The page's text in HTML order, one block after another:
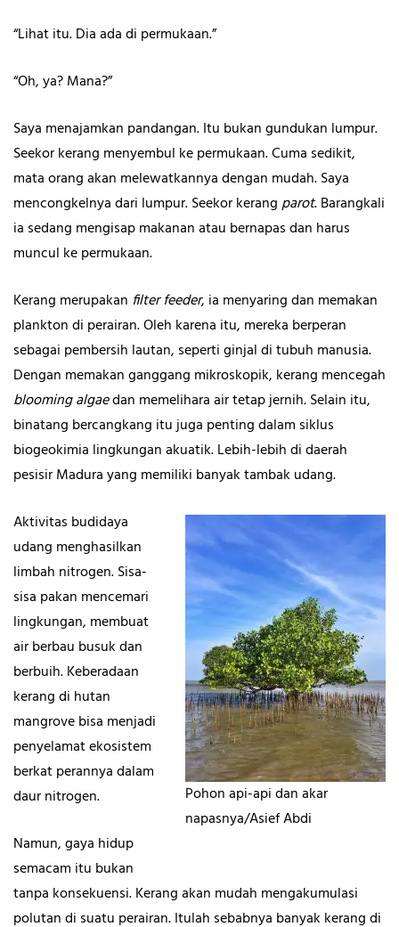
“Lihat itu. Dia ada di permukaan.”
“Oh, ya? Mana?”
Saya menajamkan pandangan. Itu bukan gundukan lumpur.
Seekor kerang menyembul ke permukaan. Cuma sedikit,
mata orang akan melewatkannya dengan mudah. Saya
mencongkelnya dari lumpur. Seekor kerangparot. Barangkali
ia sedang mengisap makanan atau bernapas dan harus
muncul ke permukaan.
Kerang merupakan filter feeder, ia menyaring dan memakan
plankton di perairan. Oleh karena itu, mereka berperan
sebagai pembersih lautan, seperti ginjal di tubuh manusia.
Dengan memakan ganggang mikroskopik, kerang mencegah
blooming algaedan memelihara air tetap jernih.Selain itu,
binatang bercangkang itu juga penting dalam siklus
biogeokimia lingkungan akuatik. Lebih-lebih di daerah
pesisir Madura yang memiliki banyak tambak udang.
Pohon api-api dan akar
napasnya/Asief Abdi
Aktivitas budidaya
udang menghasilkan
limbah nitrogen. Sisa-
sisa pakan mencemari
lingkungan, membuat
air berbau busuk dan
berbuih. Keberadaan
kerang di hutan
mangrove bisa menjadi
penyelamat ekosistem
berkat perannya dalam
daur nitrogen.
Namun, gaya hidup
semacam itu bukan
tanpa konsekuensi. Kerang akan mudah mengakumulasi
polutan di suatu perairan. Itulah sebabnya banyak kerang di